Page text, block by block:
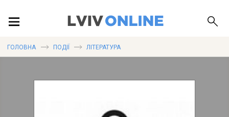
ГОЛОВНА ПОДІЇ ЛІТЕРАТУРА